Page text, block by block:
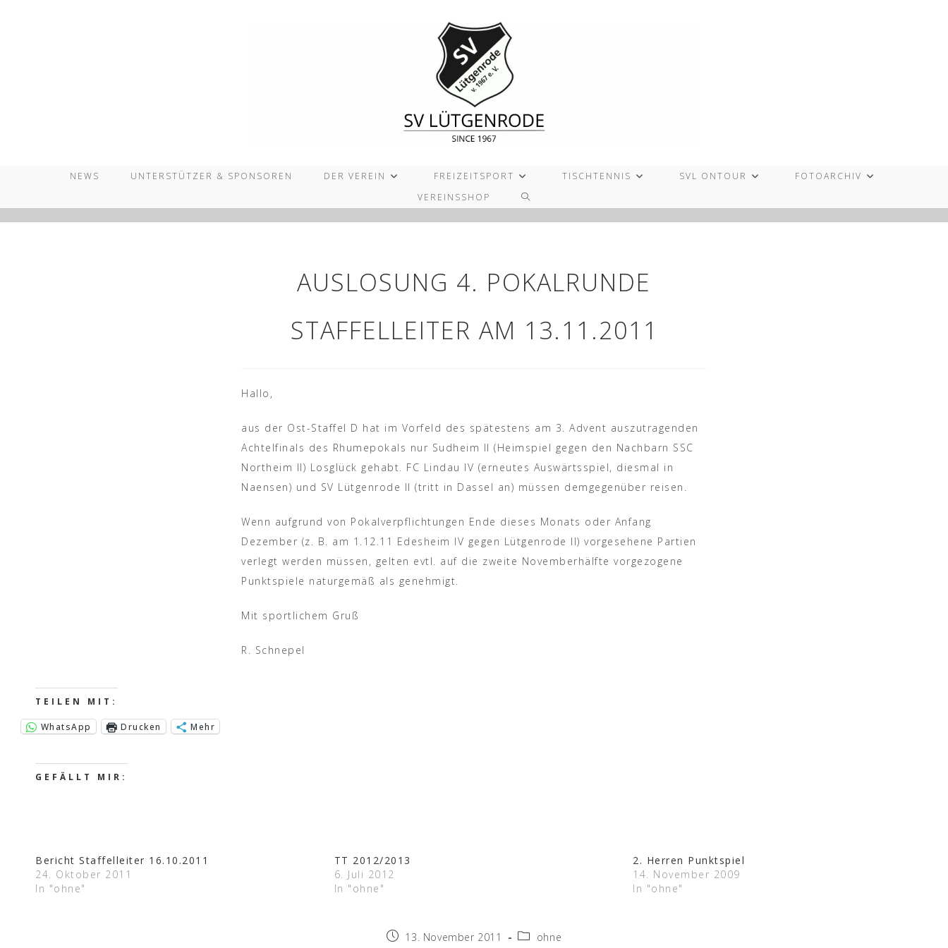
NEWS UNTERSTÜTZER & SPONSOREN DER VEREIN FREIZEITSPORT TISCHTENNIS SVL ONTOUR
FOTOARCHIV
VEREINSSHOP
WEBSITE-
AUSLOSUNG 4. POKALRUNDE
STAFFELLEITER AM 13.11.2011
Hallo,
aus der Ost-Staffel D hat im Vorfeld des spätestens am 3. Advent auszutragenden
Achtelfinals des Rhumepokals nur Sudheim II (Heimspiel gegen den Nachbarn SSC
Northeim II) Losglück gehabt. FC Lindau IV (erneutes Auswärtsspiel, diesmal in
Naensen) und SV Lütgenrode II (tritt in Dassel an) müssen demgegenüber reisen.
Wenn aufgrund von Pokalverpflichtungen Ende dieses Monats oder Anfang
Dezember (z. B. am 1.12.11 Edesheim IV gegen Lütgenrode II) vorgesehene Partien
verlegt werden müssen, gelten evtl. auf die zweite Novemberhälfte vorgezogene
Punktspiele naturgemäß als genehmigt.
Mit sportlichem Gruß
R. Schnepel
TEILEN MIT:
WhatsApp Drucken Mehr
GEFÄLLT MIR:
Bericht Staffelleiter 16.10.2011
24. Oktober 2011
In "ohne"
TT 2012/2013
6. Juli 2012
In "ohne"
2. Herren Punktspiel
14. November 2009
In "ohne"
Beitrag13. November 2011
Beitrags-
ohne